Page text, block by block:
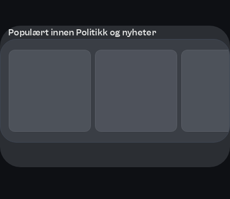
Populært innen Politikk og nyheter